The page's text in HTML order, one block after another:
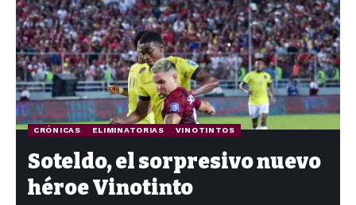
CRÓNICAS ELIMINATORIAS VINOTINTOS
Soteldo, el sorpresivo nuevo
héroe Vinotinto